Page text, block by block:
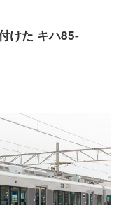
けた キハ85-